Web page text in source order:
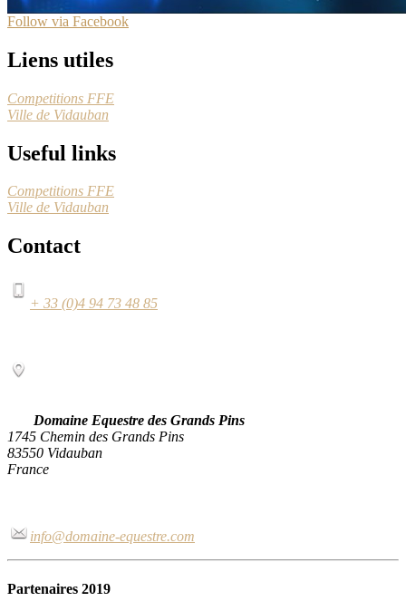
Follow via Facebook
Liens utiles
Competitions FFE
Ville de Vidauban
Useful links
Competitions FFE
Ville de Vidauban
Contact
+ 33 (0)4 94 73 48 85
Domaine Equestre des Grands Pins
1745 Chemin des Grands Pins
83550 Vidauban
France
info@domaine-equestre.com
Partenaires 2019